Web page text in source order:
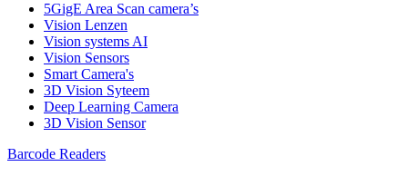
5GigE Area Scan camera’s
Vision Lenzen
Vision systems AI
Vision Sensors
Smart Camera's
3D Vision Syteem
Deep Learning Camera
3D Vision Sensor
Barcode Readers